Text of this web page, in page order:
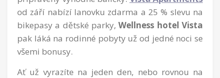
od září nabízí lanovku zdarma a 25 % slevu na
bikepasy a dětské parky,Wellness hotel Vista
pak láká na rodinné pobyty už od jedné noci se
všemi bonusy.
Ať už vyrazíte na jeden den, nebo rovnou na